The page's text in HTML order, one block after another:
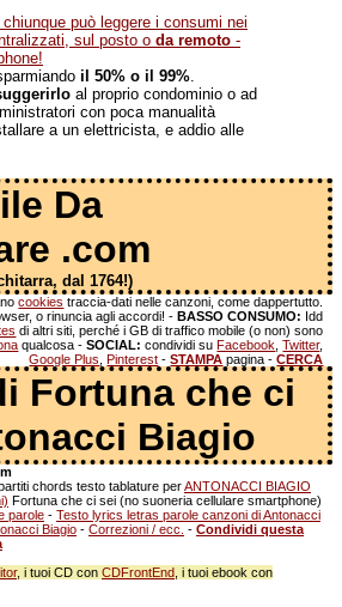
può leggere i consumi nei
sul posto o da remoto -
il 50% o il 99%.
al proprio condominio o ad
con poca manualità
a un elettricista, e addio alle
Da
.com
dal 1764!)
cookies traccia-dati nelle canzoni, come dappertutto.
o rinuncia agli accordi! -BASSO CONSUMO: Idd
di altri siti, perché i GB di traffico mobile (o non) sono
qualcosa -SOCIAL: condividi suFacebook ,Twitter,
Google Plus ,Pinterest -STAMPA pagina -CERCA
Fortuna che ci
Biagio
chords testo tablature perANTONACCI BIAGIO
Fortuna che ci sei (no suoneria cellulare smartphone)
parole - Testo lyrics letras parole canzoni di Antonacci
Biagio - Correzioni / ecc. - Condividi questa
, i tuoi CD con CDFrontEnd , i tuoi ebook con